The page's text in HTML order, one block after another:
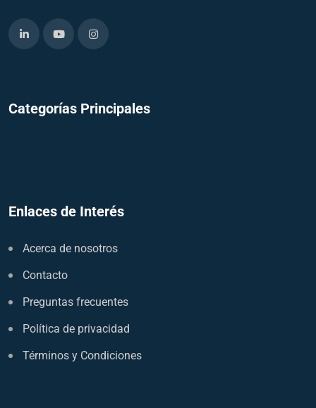
Categorías Principales
Enlaces de Interés
Acerca de nosotros
Contacto
Preguntas frecuentes
Política de privacidad
Términos y Condiciones